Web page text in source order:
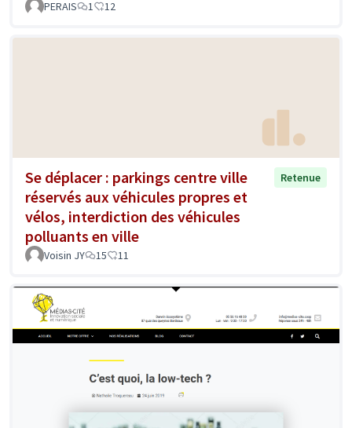
PERAIS 1 12
Se déplacer : parkings centre ville
réservés aux véhicules propres et
vélos, interdiction des véhicules
polluants en ville
Retenue
Voisin JY 15 11